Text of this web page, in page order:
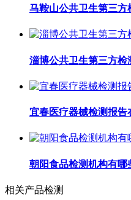
马鞍山公共卫生第三
淄博公共卫生第三方检
宜春医疗器械检测报告
朝阳食品检测机构有哪
相关产品检测